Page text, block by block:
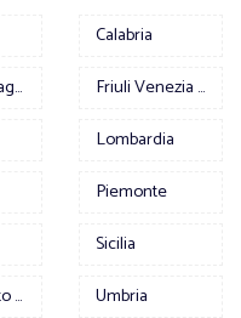
Calabria
Emilia Romagna
Friuli Venezia Giulia
Lombardia
Piemonte
Sicilia
Trentino Alto Adige
Umbria